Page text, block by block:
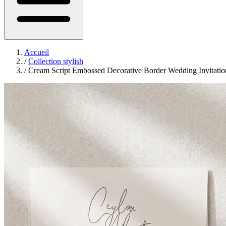
Accueil
/ Collection stylish
/ Cream Script Embossed Decorative Border Wedding